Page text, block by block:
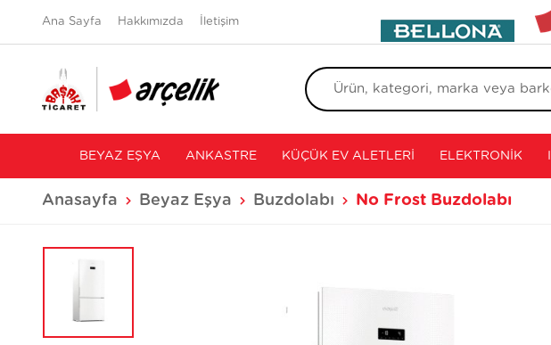
Ana Sayfa Hakkımızda İletişim
BEYAZ EŞYA ANKASTRE KÜÇÜK EV ALETLERI ELEKTRONIK
Anasayfa Beyaz Eşya Buzdolabı No Frost Buzdolabı